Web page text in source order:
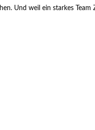
Und weil ein starkes Team